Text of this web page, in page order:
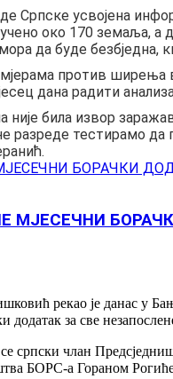
Српске усвојена
око 170 земаља,
да буде безбједна,
против
дана радити
била извор
разреде тестирамо
МЈЕСЕЧНИ
рекао је данас у
додатак за све
српски члан
БОРС-а Гораном